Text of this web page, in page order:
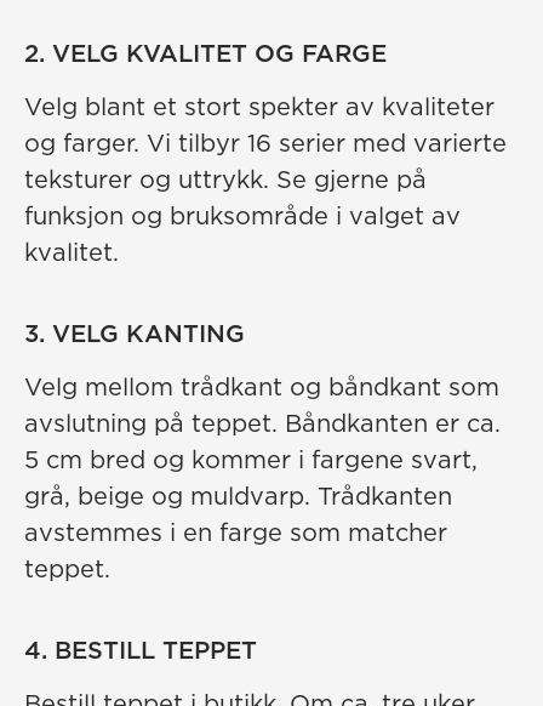
2. VELG KVALITET OG FARGE
Velg blant et stort spekter av kvaliteter
og farger. Vi tilbyr 16 serier med varierte
teksturer og uttrykk. Se gjerne på
funksjon og bruksområde i valget av
kvalitet.
3. VELG KANTING
Velg mellom trådkant og båndkant som
avslutning på teppet. Båndkanten er ca.
5 cm bred og kommer i fargene svart,
grå, beige og muldvarp. Trådkanten
avstemmes i en farge som matcher
teppet.
4. BESTILL TEPPET